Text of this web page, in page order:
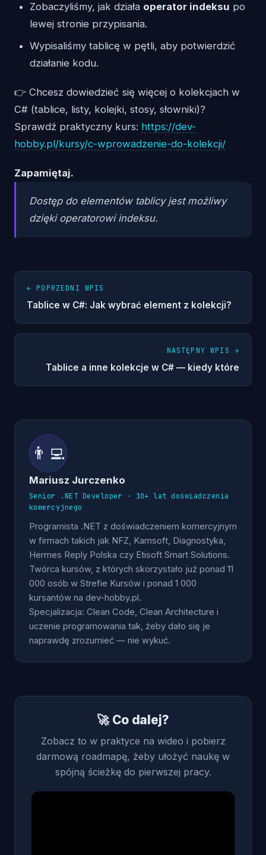
Zobaczyliśmy, jak działa operator indeksu po
lewej stronie przypisania.
Wypisaliśmy tablicę w pętli, aby potwierdzić
działanie kodu.
👉 Chcesz dowiedzieć się więcej o kolekcjach w
C# (tablice, listy, kolejki, stosy, słowniki)?
Sprawdź praktyczny kurs: https://dev-
hobby.pl/kursy/c-wprowadzenie-do-kolekcji/
Zapamiętaj.
Dostęp do elementów tablicy jest możliwy
dzięki operatorowi indeksu.
← POPRZEDNI WPIS
Tablice w C#: Jak wybrać element z kolekcji?
NASTĘPNY WPIS →
Tablice a inne kolekcje w C# — kiedy które
👨‍💻
Mariusz Jurczenko
Senior .NET Developer · 10+ lat doświadczenia
komercyjnego
Programista .NET z doświadczeniem komercyjnym
w firmach takich jak NFZ, Kamsoft, Diagnostyka,
Hermes Reply Polska czy Etisoft Smart Solutions.
Twórca kursów, z których skorzystało już ponad 11
000 osób w Strefie Kursów i ponad 1 000
kursantów na dev-hobby.pl.
Specjalizacja: Clean Code, Clean Architecture i
uczenie programowania tak, żeby dało się je
naprawdę zrozumieć — nie wykuć.
🚀 Co dalej?
Zobacz to w praktyce na wideo i pobierz
darmową roadmapę, żeby ułożyć naukę w
spójną ścieżkę do pierwszej pracy.